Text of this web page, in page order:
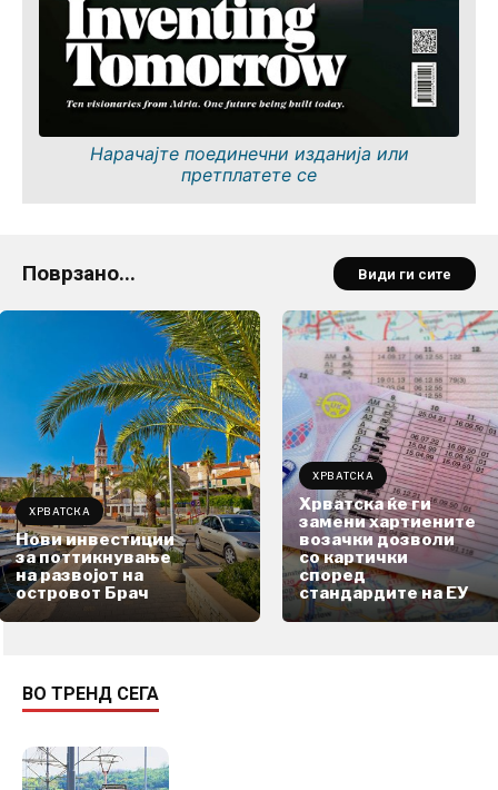
Нарачајте поединечни изданија или
претплатете се
Поврзано... Види ги сите
ХРВАТСКА
Нови инвестиции
за поттикнување
на развојот на
островот Брач
ХРВАТСКА
Хрватска ќе ги
замени хартиените
возачки дозволи
со картички
според
стандардите на ЕУ
ВО ТРЕНД СЕГА